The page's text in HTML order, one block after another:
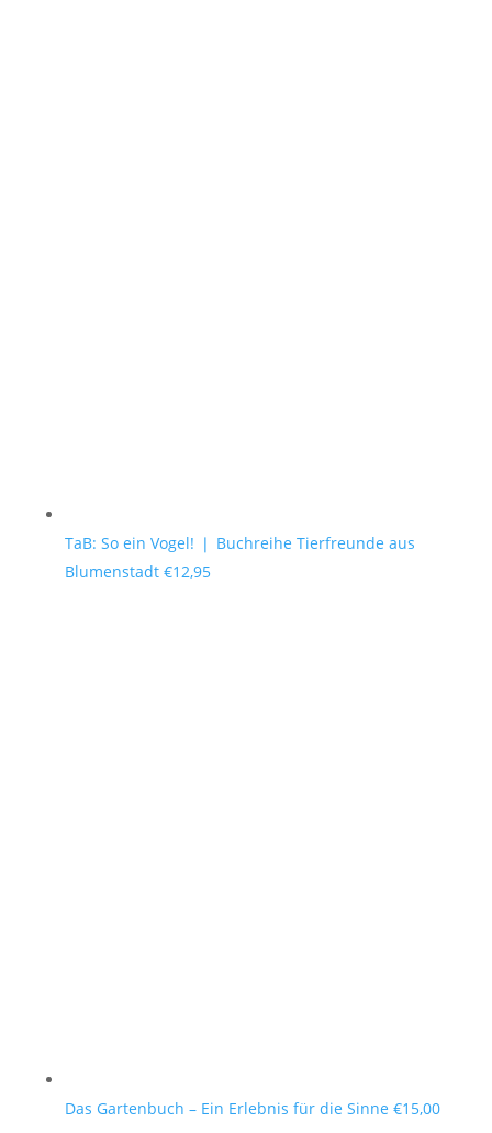
TaB: So ein Vogel! ❘ Buchreihe Tierfreunde aus
Blumenstadt €12,95
Das Gartenbuch – Ein Erlebnis für die Sinne €15,00